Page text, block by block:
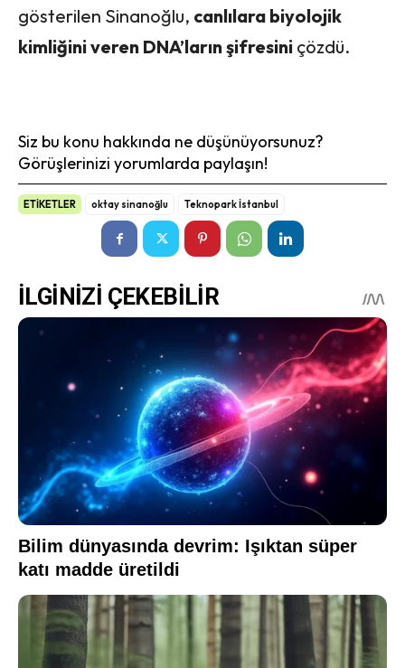
gösterilen Sinanoğlu, canlılara biyolojik
kimliğini veren DNA’ların şifresini çözdü.
Siz bu konu hakkında ne düşünüyorsunuz?
Görüşlerinizi yorumlarda paylaşın!
ETİKETLER oktay sinanoğlu Teknopark İstanbul